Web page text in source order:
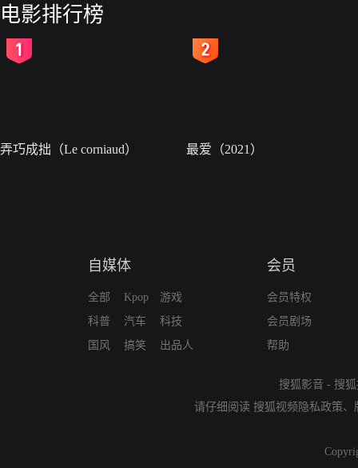
电影排行榜
弄巧成拙（Le corniaud） 最爱（2021）
自媒体
全部
科普
国风
Kpop
汽车
搞笑
游戏
科技
出品人
会员
会员特权
会员剧场
帮助
搜狐影音 - 搜
请仔细阅读 搜狐视频隐私政策、